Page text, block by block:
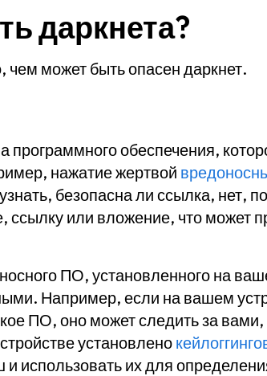
даркнета?
чем может быть опасен даркнет.
обеспечения,
нажатие жертвой
безопасна ли ссылка, нет,
ссылку или вложение, что может
ПО, установленного на
Например, если на вашем
ПО, оно может следить за вами,
установлено
использовать их для